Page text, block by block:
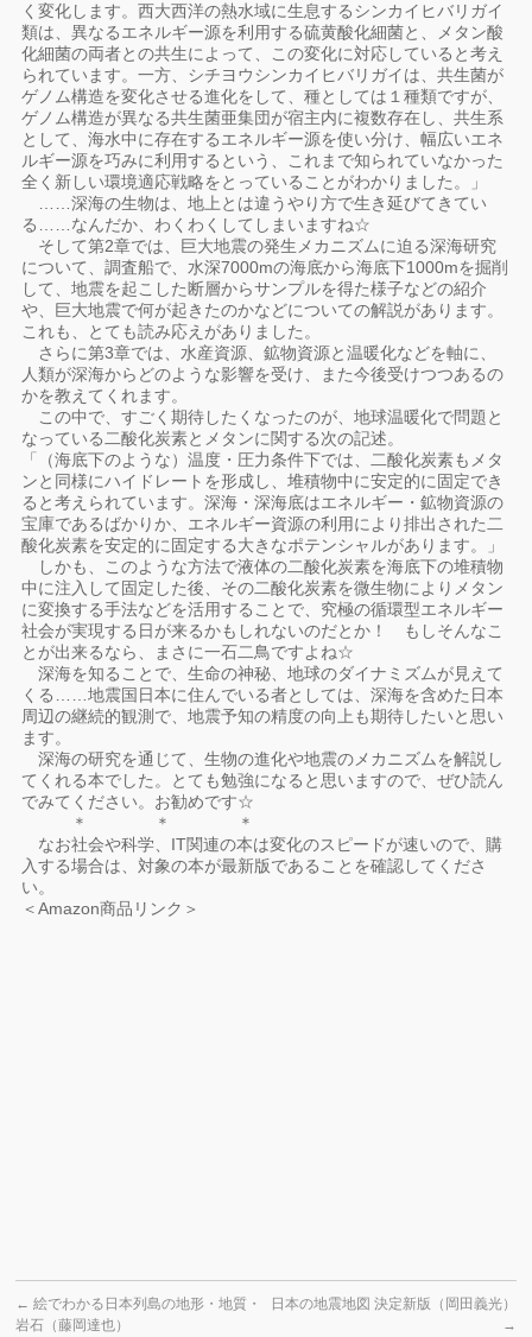
く変化します。西大西洋の熱水域に生息するシンカイヒバリガイ
類は、異なるエネルギー源を利用する硫黄酸化細菌と、メタン酸
化細菌の両者との共生によって、この変化に対応していると考え
られています。一方、シチヨウシンカイヒバリガイは、共生菌が
ゲノム構造を変化させる進化をして、種としては１種類ですが、
ゲノム構造が異なる共生菌亜集団が宿主内に複数存在し、共生系
として、海水中に存在するエネルギー源を使い分け、幅広いエネ
ルギー源を巧みに利用するという、これまで知られていなかった
全く新しい環境適応戦略をとっていることがわかりました。」
……深海の生物は、地上とは違うやり方で生き延びてきてい
る……なんだか、わくわくしてしまいますね☆
そして第2章では、巨大地震の発生メカニズムに迫る深海研究
について、調査船で、水深7000mの海底から海底下1000mを掘削
して、地震を起こした断層からサンプルを得た様子などの紹介
や、巨大地震で何が起きたのかなどについての解説があります。
これも、とても読み応えがありました。
さらに第3章では、水産資源、鉱物資源と温暖化などを軸に、
人類が深海からどのような影響を受け、また今後受けつつあるの
かを教えてくれます。
この中で、すごく期待したくなったのが、地球温暖化で問題と
なっている二酸化炭素とメタンに関する次の記述。
「（海底下のような）温度・圧力条件下では、二酸化炭素もメタ
ンと同様にハイドレートを形成し、堆積物中に安定的に固定でき
ると考えられています。深海・深海底はエネルギー・鉱物資源の
宝庫であるばかりか、エネルギー資源の利用により排出された二
酸化炭素を安定的に固定する大きなポテンシャルがあります。」
しかも、このような方法で液体の二酸化炭素を海底下の堆積物
中に注入して固定した後、その二酸化炭素を微生物によりメタン
に変換する手法などを活用することで、究極の循環型エネルギー
社会が実現する日が来るかもしれないのだとか！ もしそんなこ
とが出来るなら、まさに一石二鳥ですよね☆
深海を知ることで、生命の神秘、地球のダイナミズムが見えて
くる……地震国日本に住んでいる者としては、深海を含めた日本
周辺の継続的観測で、地震予知の精度の向上も期待したいと思い
ます。
深海の研究を通じて、生物の進化や地震のメカニズムを解説し
てくれる本でした。とても勉強になると思いますので、ぜひ読ん
でみてください。お勧めです☆
＊ ＊ ＊
なお社会や科学、IT関連の本は変化のスピードが速いので、購
入する場合は、対象の本が最新版であることを確認してくださ
い。
＜Amazon商品リンク＞
← 絵でわかる日本列島の地形・地質・
岩石（藤岡達也）
日本の地震地図 決定新版（岡田義光）
→